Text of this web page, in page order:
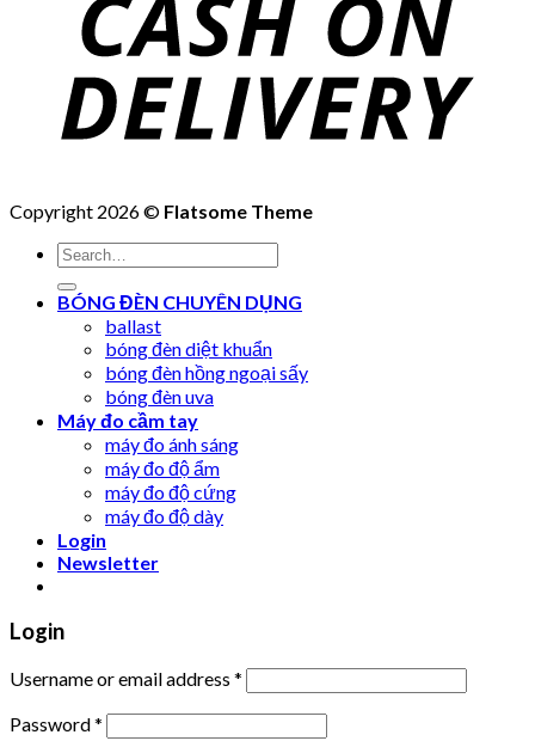
Copyright 2026 © Flatsome Theme
Search
for:
BÓNG ĐÈN CHUYÊN DỤNG
ballast
bóng đèn diệt khuẩn
bóng đèn hồng ngoại sấy
bóng đèn uva
Máy đo cầm tay
máy đo ánh sáng
máy đo độ ẩm
máy đo độ cứng
máy đo độ dày
Login
Newsletter
Login
Username or email address *
Password*